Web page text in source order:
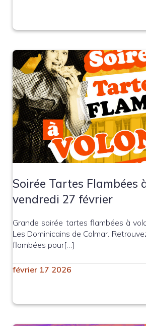
Soirée Tartes Flambées
vendredi 27 février
Grande soirée tartes flambées à
Les Dominicains de Colmar.
flambées pour[…]
février 17 2026